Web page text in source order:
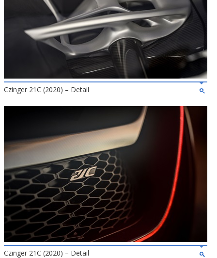
Czinger 21C (2020) – Detail
Czinger 21C (2020) – Detail